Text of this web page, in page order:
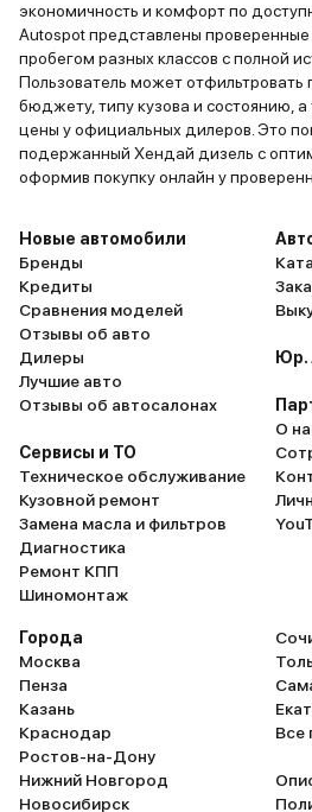
экономичность и комфорт по
Autospot представлены
пробегом разных классов с полной
Пользователь может
бюджету, типу кузова и состоянию,
цены у официальных дилеров. Это
подержанный Хендай дизель с
оформив покупку онлайн у
Новые автомобили
Бренды
Кредиты
Сравнения моделей
Отзывы об авто
Дилеры
Лучшие авто
Отзывы об автосалонах
Сервисы и ТО
Техническое обслуживание
Кузовной ремонт
Замена масла и фильтров
Диагностика
Ремонт КПП
Шиномонтаж
Юр.
О
Города
Москва
Пенза
Казань
Краснодар
Ростов-на-Дону
Нижний Новгород
Новосибирск
Все